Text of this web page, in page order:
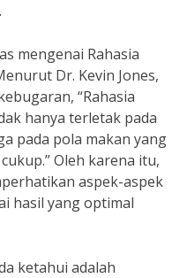
mengenai Rahasia
Dr. Kevin Jones,
“Rahasia
hanya terletak pada
pada pola makan yang
Oleh karena itu,
aspek-aspek
hasil yang optimal
ketahui adalah